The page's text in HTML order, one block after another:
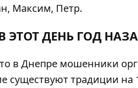
Максим, Петр.
ЭТОТ ДЕНЬ ГОД
в Днепре мошенники
существуют традиции на